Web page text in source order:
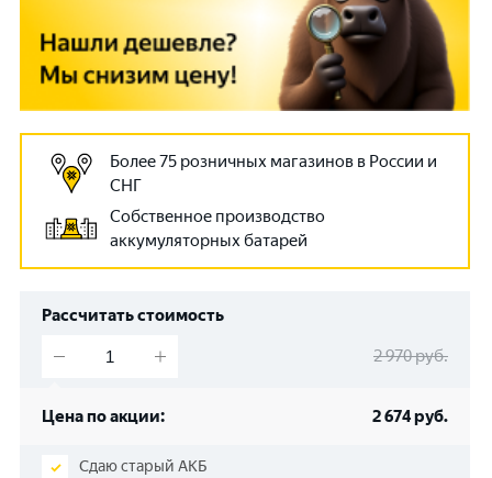
Более 75 розничных магазинов в России и
СНГ
Собственное производство
аккумуляторных батарей
Рассчитать стоимость
2 970руб.
Цена по акции: 2 674руб.
Сдаю старый АКБ